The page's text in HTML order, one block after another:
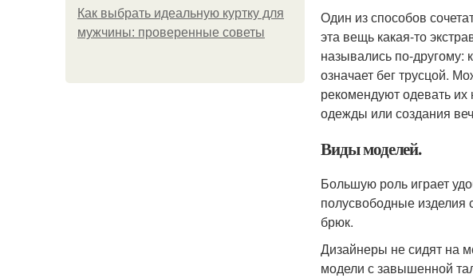
Как выбрать идеальную куртку для
мужчины: проверенные советы
Один из способов
эта вещь какая-то
назывались по-другому:
означает бег трусцой.
рекомендуют одевать их
одежды или создания
Виды моделей.
Большую роль играет
полусвободные изделия
брюк.
Дизайнеры не сидят на
модели с завышенной